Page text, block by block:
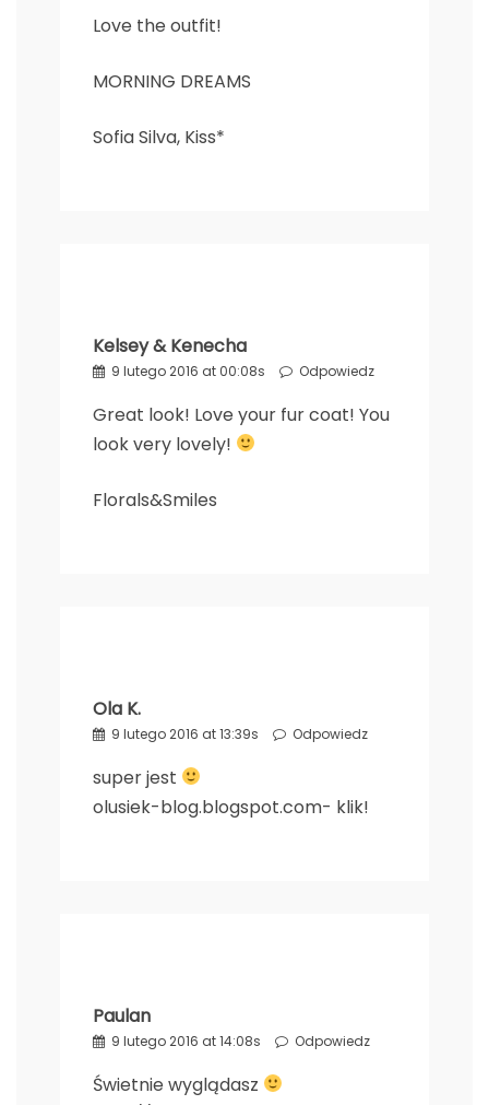
Love the outfit!
MORNING DREAMS
Sofia Silva, Kiss*
Kelsey & Kenecha
9 lutego 2016 at 00:08s Odpowiedz
Great look! Love your fur coat! You
look very lovely!
Florals&Smiles
Ola K.
9 lutego 2016 at 13:39s Odpowiedz
super jest
olusiek-blog.blogspot.com- klik!
Paulan
9 lutego 2016 at 14:08s Odpowiedz
Świetnie wyglądasz